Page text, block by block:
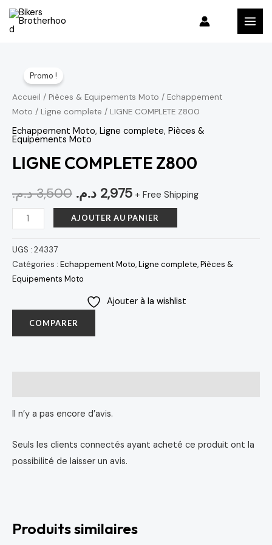
Aller
Promo !
Accueil / Pièces & Equipements Moto / Echappement
Moto / Ligne complete / LIGNE COMPLETE Z800
Echappement Moto, Ligne complete, Pièces &
Equipements Moto
LIGNE COMPLETE Z800
3,500 د.م.
prix
initial
était :
3,500 د.م..
2,975 د.م.
prix
actuel
est :
2,975 د.م..
+ Free Shipping
LIGNE
COMPLETE
Z800
AJOUTER AU PANIER
UGS : 24337
Catégories : Echappement Moto,Ligne complete,Pièces &
Equipements Moto
Ajouter à la wishlist
COMPARER
Il n’y a pas encore d’avis.
Seuls les clients connectés ayant acheté ce produit ont la
possibilité de laisser un avis.
Produits similaires